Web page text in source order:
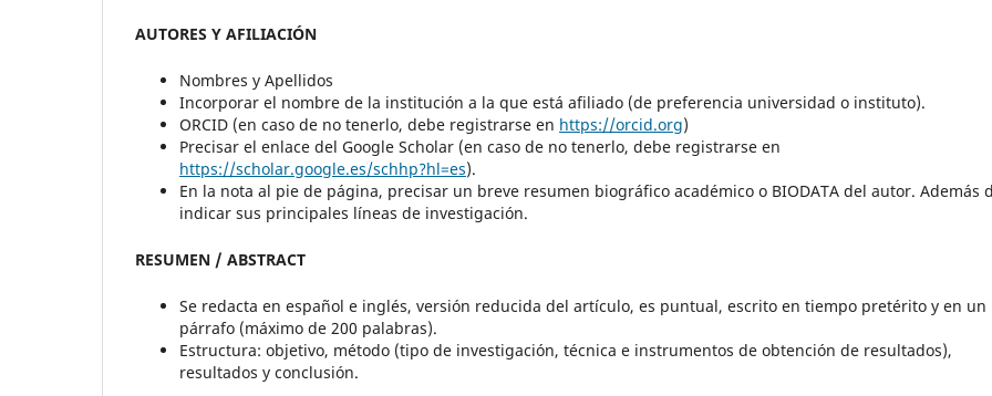
AUTORES Y AFILIACIÓN
Nombres y Apellidos
Incorporar el nombre de la institución a la que está afiliado (de preferencia universidad o instituto).
ORCID (en caso de no tenerlo, debe registrarse en https://orcid.org)
Precisar el enlace del Google Scholar (en caso de no tenerlo, debe registrarse en
https://scholar.google.es/schhp?hl=es).
En la nota al pie de página, precisar un breve resumen biográfico académico o BIODATA del autor. Además
indicar sus principales líneas de investigación.
RESUMEN / ABSTRACT
Se redacta en español e inglés, versión reducida del artículo, es puntual, escrito en tiempo pretérito y en un
párrafo (máximo de 200 palabras).
Estructura: objetivo, método (tipo de investigación, técnica e instrumentos de obtención de resultados),
resultados y conclusión.